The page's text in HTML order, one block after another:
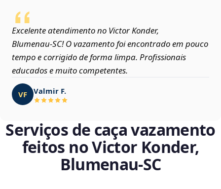
Excelente atendimento no Victor Konder,
Blumenau‑SC! O vazamento foi encontrado em pouco
tempo e corrigido de forma limpa. Profissionais
educados e muito competentes.
VF Valmir F.
Serviços de caça vazamento
feitos no Victor Konder,
Blumenau‑SC